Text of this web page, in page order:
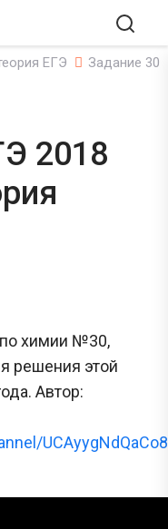
ЕГЭ Задание 30
2018
химии №30,
решения этой
Автор: